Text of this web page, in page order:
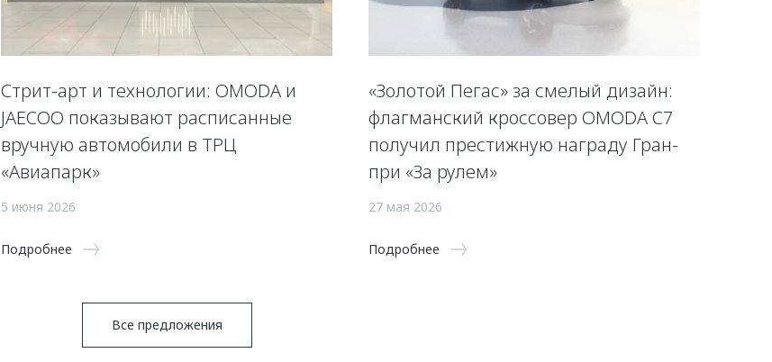
Стрит-арт и технологии: OMODA и
JAECOO показывают расписанные
вручную автомобили в ТРЦ
«Авиапарк»
5 июня 2026
Подробнее
«Золотой Пегас» за смелый дизайн:
флагманский кроссовер OMODA C7
получил престижную награду Гран-
при «За рулем»
27 мая 2026
Подробнее
Все предложения